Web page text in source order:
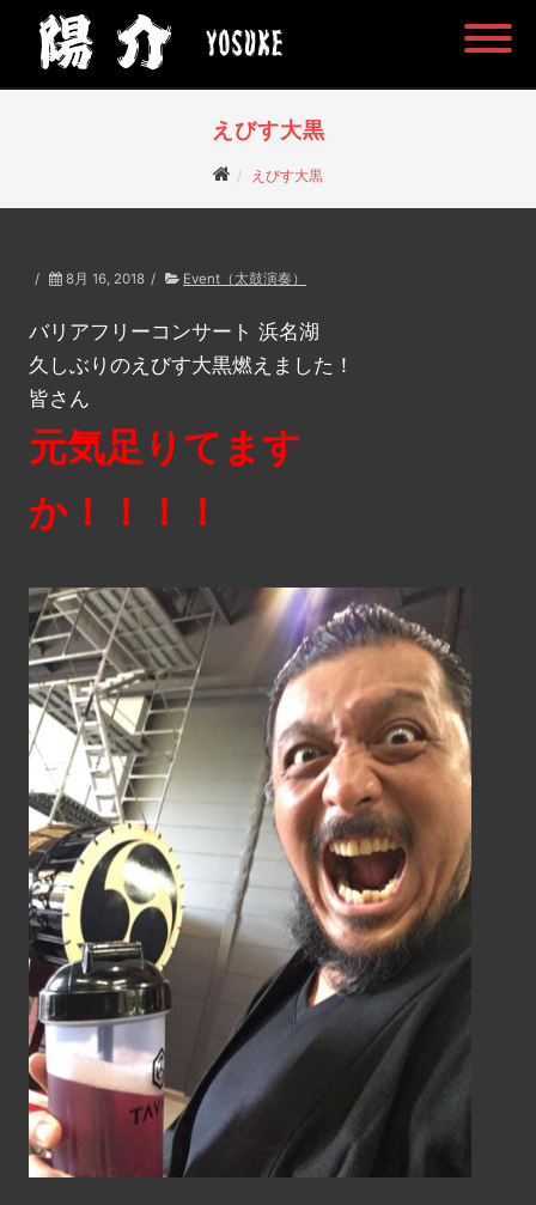
えびす大黒
えびす大黒
/ 8月 16, 2018 / Event（太鼓演奏）
バリアフリーコンサート 浜名湖
久しぶりのえびす大黒燃えました！
皆さん
元気足りてます
か！！！！